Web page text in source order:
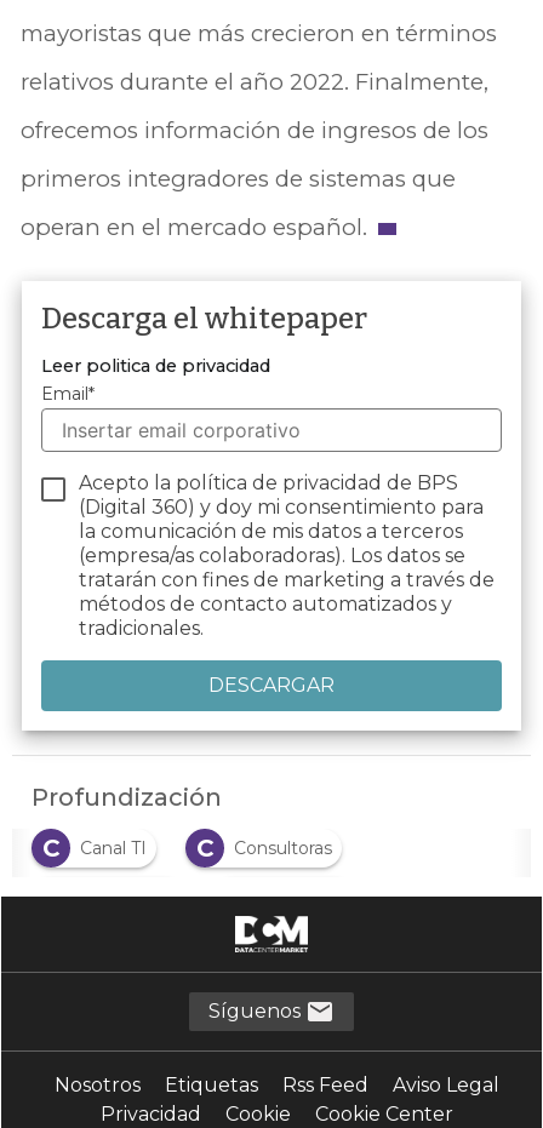
mayoristas que más crecieron en términos
relativos durante el año 2022. Finalmente,
ofrecemos información de ingresos de los
primeros integradores de sistemas que
operan en el mercado español.
Descarga el whitepaper
Leer politica de privacidad
Email*
Acepto la política de privacidad de BPS
(Digital 360) y doy mi consentimiento para
la comunicación de mis datos a terceros
(empresa/as colaboradoras). Los datos se
tratarán con fines de marketing a través de
métodos de contacto automatizados y
tradicionales.
Profundización
C
Canal TI C Consultoras
C Consultoría C Consumo
D Distribuidores
E España
Ingresos I Integradores
Síguenos
Nosotros Etiquetas Rss Feed
Aviso Legal
Privacidad
Cookie Cookie Center